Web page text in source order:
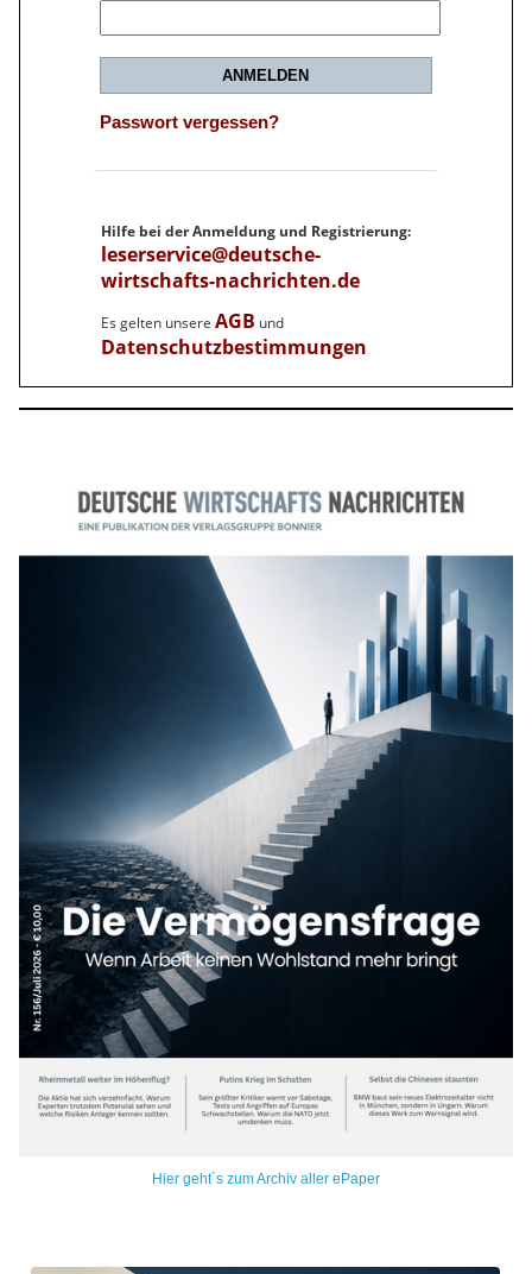
ANMELDEN
Passwort vergessen?
Hilfe bei der Anmeldung und Registrierung:
leserservice@deutsche-
wirtschafts-nachrichten.de
Es gelten unsere AGB und
Datenschutzbestimmungen
Hier geht´s zum Archiv aller ePaper